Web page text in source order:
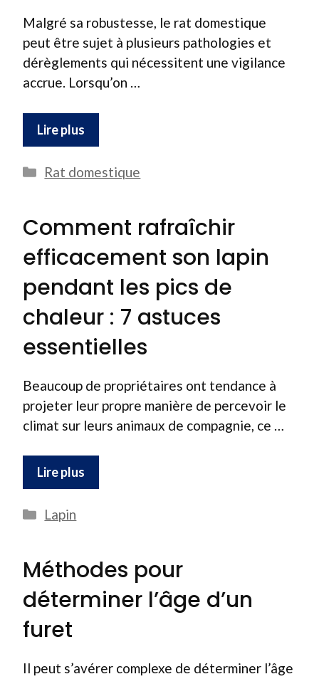
Malgré sa robustesse, le rat domestique
peut être sujet à plusieurs pathologies et
dérèglements qui nécessitent une vigilance
accrue. Lorsqu’on …
Lire plus
Catégories
Rat domestique
Comment rafraîchir
efficacement son lapin
pendant les pics de
chaleur : 7 astuces
essentielles
Beaucoup de propriétaires ont tendance à
projeter leur propre manière de percevoir le
climat sur leurs animaux de compagnie, ce …
Lire plus
Catégories
Lapin
Méthodes pour
déterminer l’âge d’un
furet
Il peut s’avérer complexe de déterminer l’âge